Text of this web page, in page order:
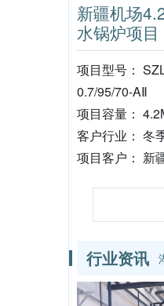
新疆机场
水锅炉项目
项目型号：
0.7/95/70-AⅡ
项目容量：
客户行业： 冬
项目客户： 新
行业资讯